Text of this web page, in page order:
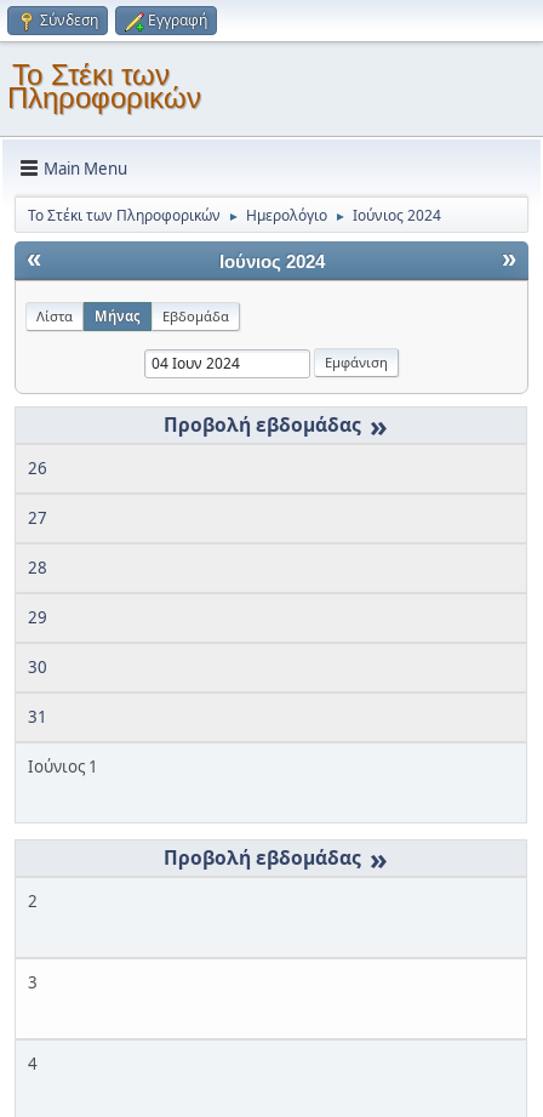
Σύνδεση Εγγραφή
Το Στέκι των
Πληροφορικών
Main Menu
Το Στέκι των Πληροφορικών ► Ημερολόγιο ► Ιούνιος 2024
« »
Ιούνιος 2024
Λίστα Μήνας Εβδομάδα
»
26
27
28
29
30
31
Ιούνιος 1
»
2
3
4